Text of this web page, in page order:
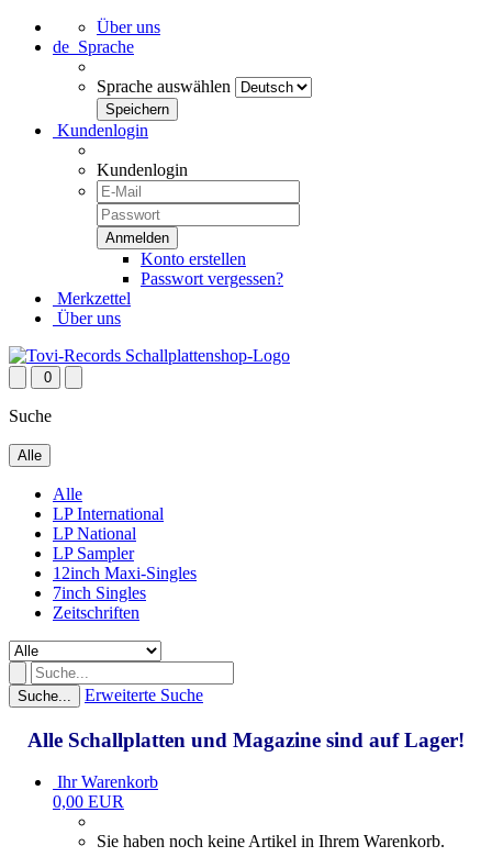
Über uns
de Sprache
Sprache auswählen
Kundenlogin
Kundenlogin
Konto erstellen
Passwort vergessen?
Merkzettel
Über uns
0
Suche
Alle
Alle
LP International
LP National
LP Sampler
12inch Maxi-Singles
7inch Singles
Zeitschriften
Suche... Erweiterte Suche
Alle Schallplatten und Magazine sind auf Lager!
Ihr Warenkorb
0,00 EUR
Sie haben noch keine Artikel in Ihrem Warenkorb.